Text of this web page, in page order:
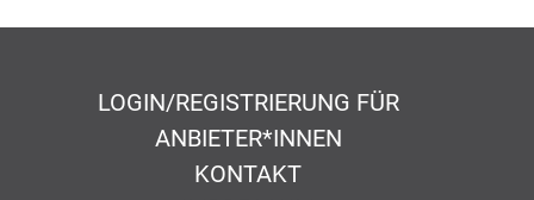
LOGIN/REGISTRIERUNG FÜR
ANBIETER*INNEN
KONTAKT